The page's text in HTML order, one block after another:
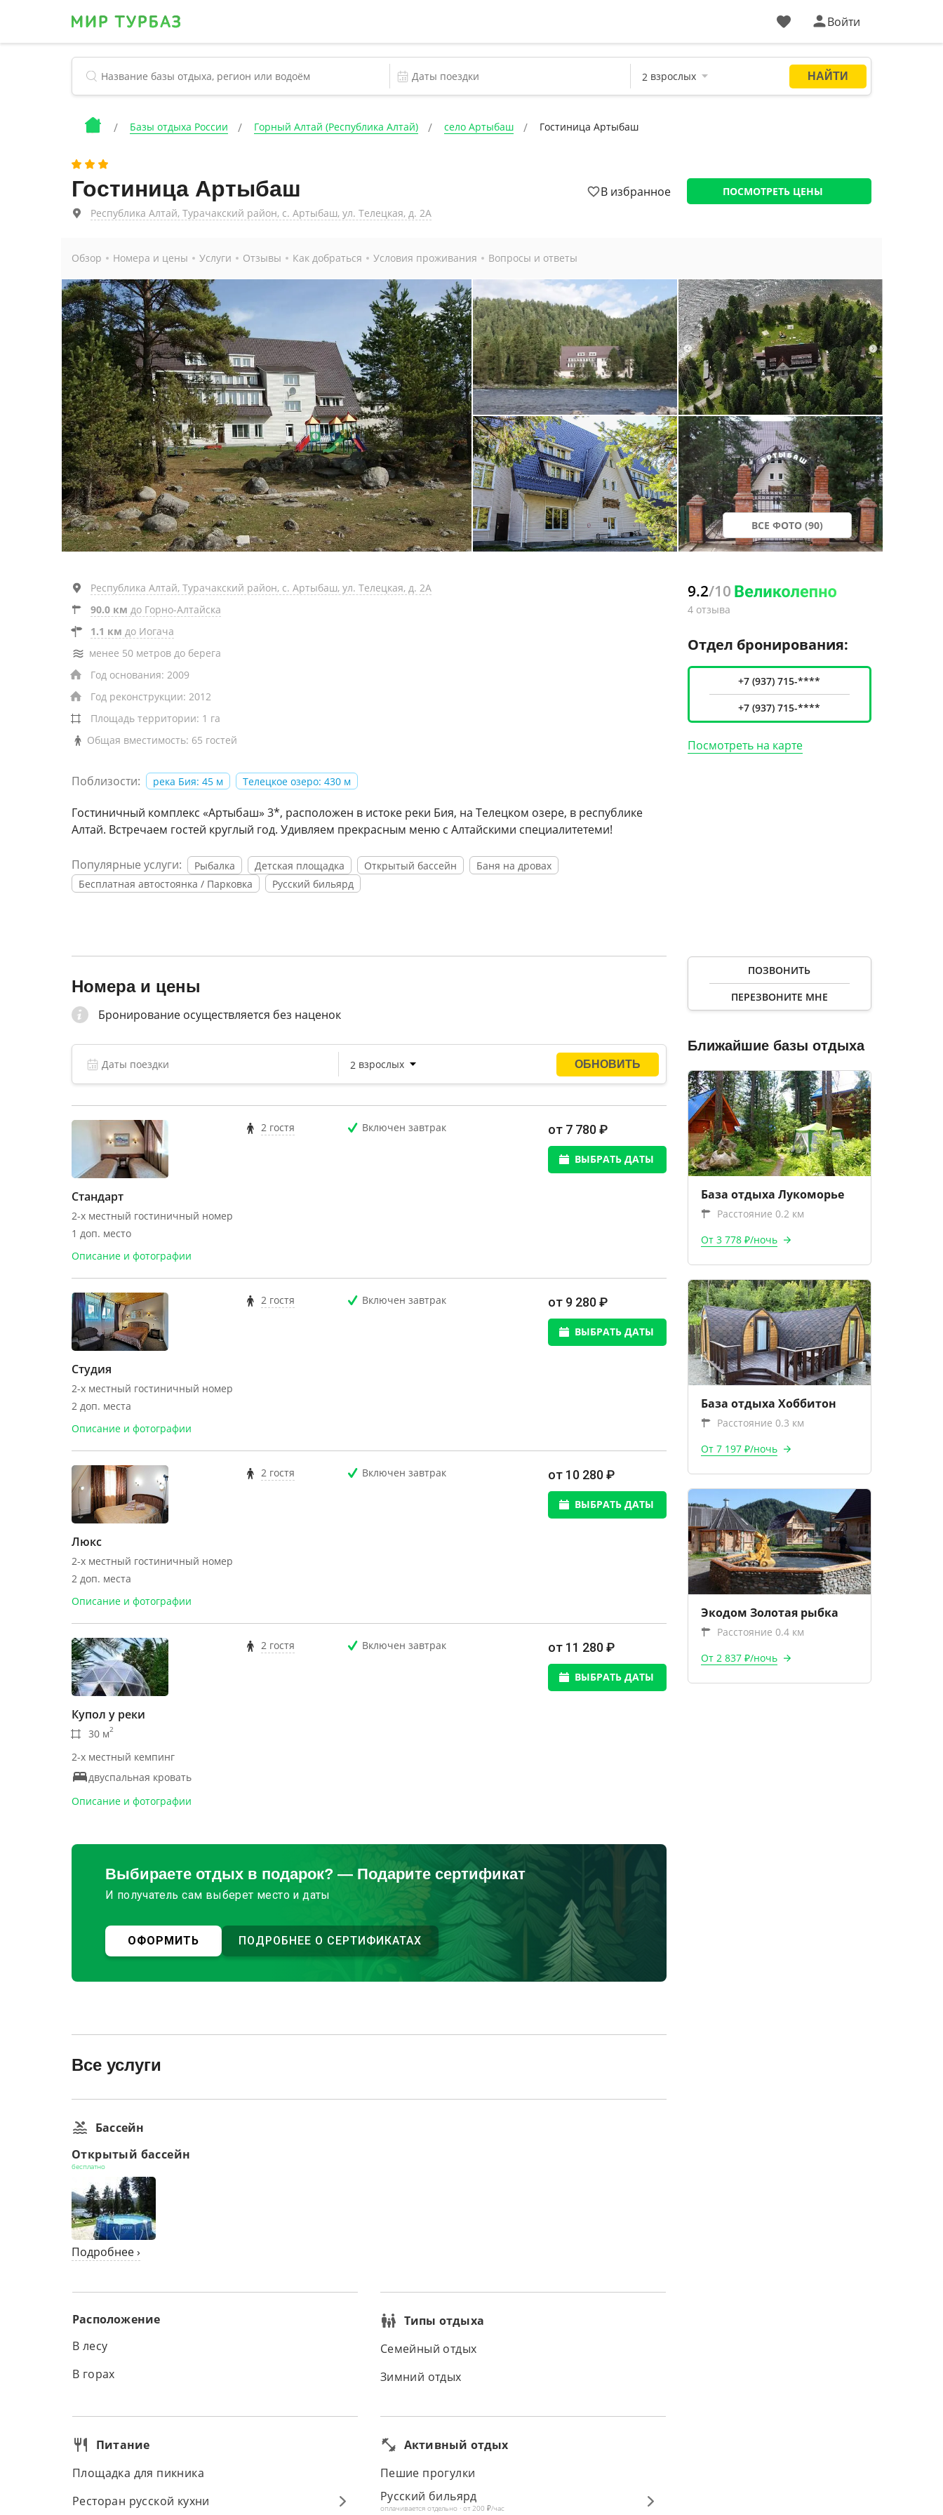
Войти
Базы отдыха России Горный Алтай (Республика Алтай) село Артыбаш Гостиница Артыбаш
Гостиница Артыбаш
Республика Алтай, Турачакский район, с. Артыбаш, ул. Телецкая, д. 2А
В избранное ПОСМОТРЕТЬ ЦЕНЫ
Обзор Номера и цены Услуги Отзывы Как добраться Условия проживания Вопросы и ответы
ВСЕ ФОТО (90)
Республика Алтай, Турачакский район, с. Артыбаш, ул. Телецкая, д. 2А
90.0 км до Горно-Алтайска
1.1 км до Иогача
менее 50 метров до берега
Год основания: 2009
Год реконструкции: 2012
Площадь территории: 1 га
Общая вместимость: 65 гостей
Поблизости: река Бия: 45 м Телецкое озеро: 430 м
Гостиничный комплекс «Артыбаш» 3*, расположен в истоке реки Бия, на Телецком озере, в республике
Алтай. Встречаем гостей круглый год. Удивляем прекрасным меню с Алтайскими специалитетеми!
Популярные услуги: Рыбалка Детская площадка Открытый бассейн
Баня на дровах
Бесплатная автостоянка / Парковка
Русский бильярд
Номера и цены
Бронирование осуществляется без наценок
Стандарт
2-х местный гостиничный номер
1 доп. место
Описание и фотографии
2 гостя Включен завтрак от 7 780 ₽
ВЫБРАТЬ ДАТЫ
Студия
2-х местный гостиничный номер
2 доп. места
Описание и фотографии
2 гостя Включен завтрак от 9 280 ₽
ВЫБРАТЬ ДАТЫ
Люкс
2-х местный гостиничный номер
2 доп. места
Описание и фотографии
2 гостя Включен завтрак от 10 280 ₽
ВЫБРАТЬ ДАТЫ
Купол у реки
30 м2
2-х местный кемпинг
двуспальная кровать
Описание и фотографии
2 гостя Включен завтрак от 11 280 ₽
ВЫБРАТЬ ДАТЫ
Выбираете отдых в подарок? — Подарите сертификат
И получатель сам выберет место и даты
ОФОРМИТЬ ПОДРОБНЕЕ О СЕРТИФИКАТАХ
Все услуги
Бассейн
Открытый бассейн
бесплатно
Подробнее ›
Расположение
В лесу
В горах
Типы отдыха
Семейный отдых
Зимний отдых
Питание
Площадка для пикника
Ресторан русской кухни
Активный отдых
Пешие прогулки
Русский бильярд
оплачивается отдельно · от 200 ₽/час
9.2/10
4 отзыва
Отдел бронирования:
+7 (937) 715-****
+7 (937) 715-****
Посмотреть на карте
ПОЗВОНИТЬ
ПЕРЕЗВОНИТЕ МНЕ
Ближайшие базы отдыха
База отдыха Лукоморье
Расстояние 0.2 км
От 3 778 ₽/ночь
База отдыха Хоббитон
Расстояние 0.3 км
От 7 197 ₽/ночь
Экодом Золотая рыбка
Расстояние 0.4 км
От 2 837 ₽/ночь